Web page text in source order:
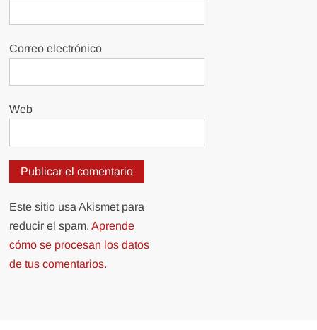
Correo electrónico
Web
Este sitio usa Akismet para
reducir el spam.Aprende
cómo se procesan los datos
de tus comentarios.